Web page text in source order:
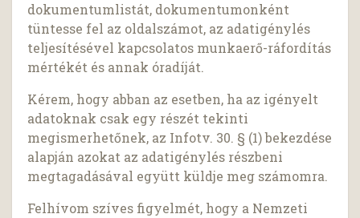
dokumentumlistát, dokumentumonként
tüntesse fel az oldalszámot, az adatigénylés
teljesítésével kapcsolatos munkaerő-ráfordítás
mértékét és annak óradíját.
Kérem, hogy abban az esetben, ha az igényelt
adatoknak csak egy részét tekinti
megismerhetőnek, az Infotv. 30. § (1) bekezdése
alapján azokat az adatigénylés részbeni
megtagadásával együtt küldje meg számomra.
Felhívom szíves figyelmét, hogy a Nemzeti